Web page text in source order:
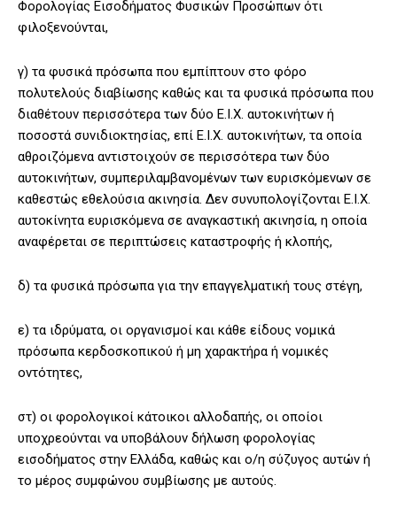
Φορολογίας Εισοδήματος Φυσικών Προσώπων ότι
φιλοξενούνται,
γ) τα φυσικά πρόσωπα που εμπίπτουν στο φόρο
πολυτελούς διαβίωσης καθώς και τα φυσικά πρόσωπα που
διαθέτουν περισσότερα των δύο Ε.Ι.Χ. αυτοκινήτων ή
ποσοστά συνιδιοκτησίας, επί Ε.Ι.Χ. αυτοκινήτων, τα οποία
αθροιζόμενα αντιστοιχούν σε περισσότερα των δύο
αυτοκινήτων, συμπεριλαμβανομένων των ευρισκόμενων σε
καθεστώς εθελούσια ακινησία. Δεν συνυπολογίζονται Ε.Ι.Χ.
αυτοκίνητα ευρισκόμενα σε αναγκαστική ακινησία, η οποία
αναφέρεται σε περιπτώσεις καταστροφής ή κλοπής,
δ) τα φυσικά πρόσωπα για την επαγγελματική τους στέγη,
ε) τα ιδρύματα, οι οργανισμοί και κάθε είδους νομικά
πρόσωπα κερδοσκοπικού ή μη χαρακτήρα ή νομικές
οντότητες,
στ) οι φορολογικοί κάτοικοι αλλοδαπής, οι οποίοι
υποχρεούνται να υποβάλουν δήλωση φορολογίας
εισοδήματος στην Ελλάδα, καθώς και ο/η σύζυγος αυτών ή
το μέρος συμφώνου συμβίωσης με αυτούς.